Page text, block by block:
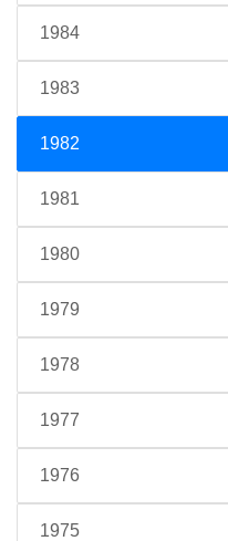
1984
1983
1982
1981
1980
1979
1978
1977
1976
1975